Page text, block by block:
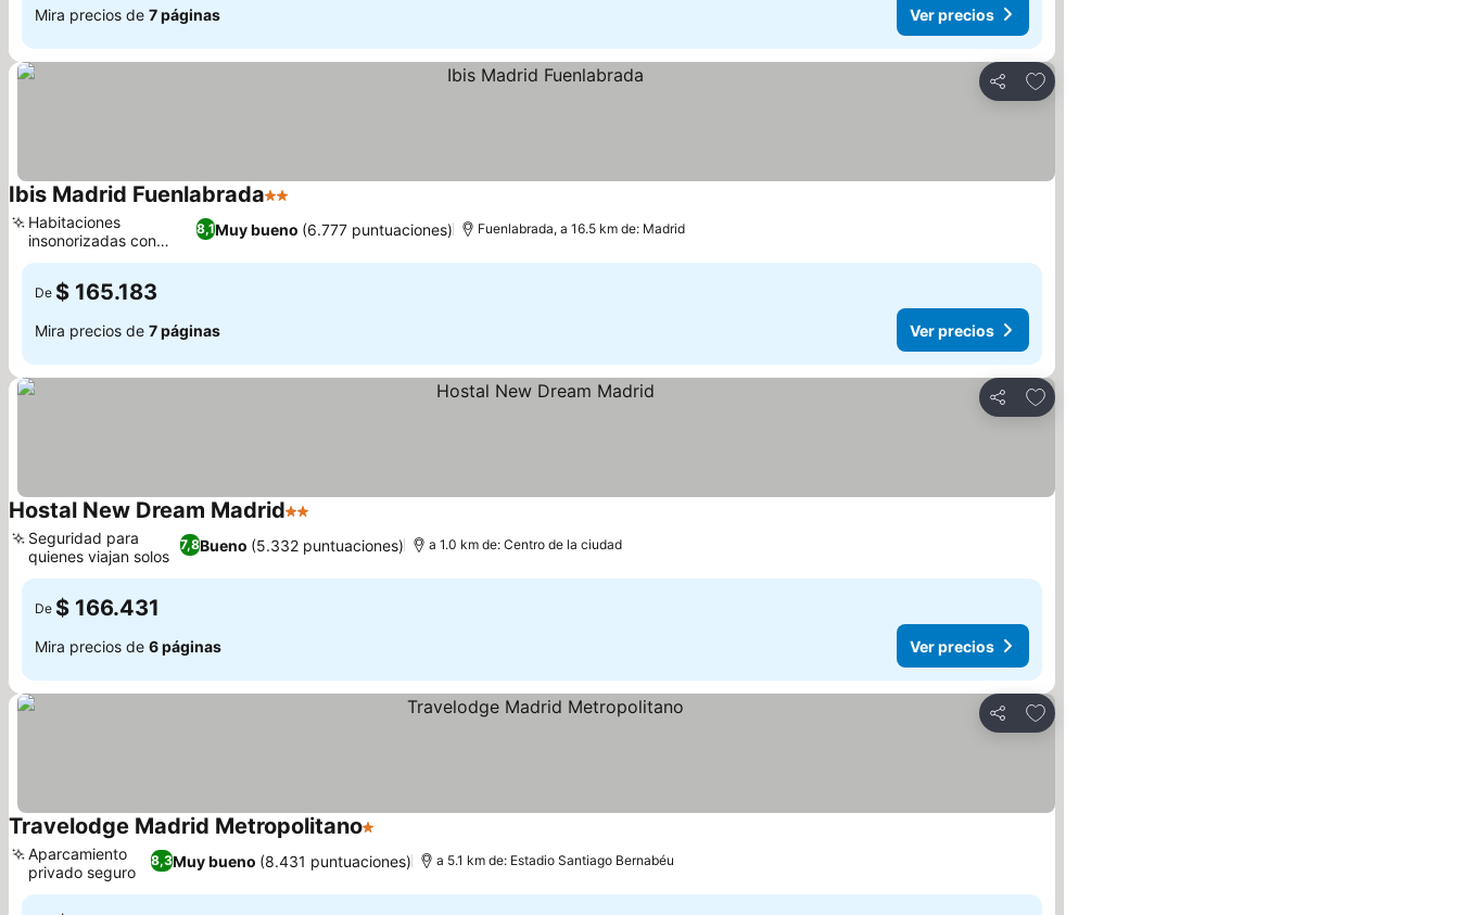
Mira precios de 7 páginas Ver precios
Compartir
Agregar a favoritos
Ibis Madrid Fuenlabrada2 Estrellas
8,1Muy bueno (6.777 puntuaciones)
Habitaciones
insonorizadas con
Sweet Bed
Fuenlabrada, a 16.5 km de: Madrid
De $ 165.183
Mira precios de 7 páginas Ver precios
Compartir
Agregar a favoritos
Hostal New Dream Madrid2 Estrellas
7,8Bueno (5.332 puntuaciones)
Seguridad para
quienes viajan solos
a 1.0 km de: Centro de la ciudad
De $ 166.431
Mira precios de 6 páginas Ver precios
Compartir
Agregar a favoritos
Travelodge Madrid Metropolitano1 Estrellas
8,3Muy bueno (8.431 puntuaciones)
Aparcamiento
privado seguro
a 5.1 km de: Estadio Santiago Bernabéu